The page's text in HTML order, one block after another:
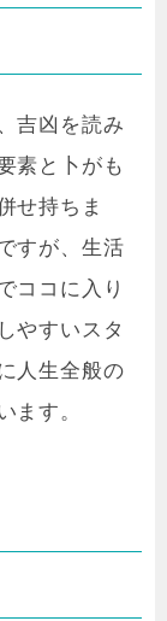
吉凶を読み
素と卜がも
せ持ちま
すが、生活
ココに入り
やすいスタ
人生全般の
ます。